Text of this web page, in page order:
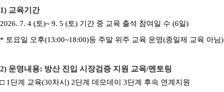
1) 교육기간
2026. 7. 4 (토)~ 9. 5 (토) 기간 중 교육 출석 참여일 수 (6일)
* 토요일 오후(13:00~18:00)등 주말 위주 교육 운영(종일제 교육 아님)
2) 운영내용: 방산 진입 시장검증 지원 교육/멘토링
□ 1단계 교육(30차시) 2단계 데모데이 3단계 후속 연계지원